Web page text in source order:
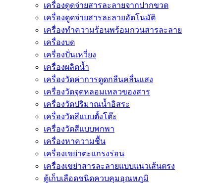
เครื่องดูดจ่ายสารละลายจากปากขวด
เครื่องดูดจ่ายสารละลายอัตโนมัติ
เครื่องทำความร้อนพร้อมกวนสารละลาย
เครื่องบด
เครื่องปั่นเหวี่ยง
เครื่องผลิตน้ำ
เครื่องวัดค่าการดูดกลืนคลื่นแสง
เครื่องวัดจุดหลอมเหลวของสาร
เครื่องวัดปริมาณน้ำอิสระ
เครื่องวัดสีแบบตั้งโต๊ะ
เครื่องวัดสีแบบพกพา
เครื่องหาความชื้น
เครื่องเขย่าตะแกรงร่อน
เครื่องเขย่าสารละลายแบบแนวเส้นตรง
ตู้เก็บเลือดชนิดควบคุมอุณหภูมิ